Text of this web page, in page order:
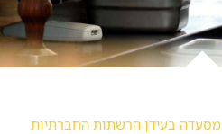
מסעדה בעידן הרשתות החברתיות